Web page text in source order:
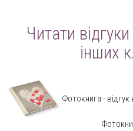
Читати
інших
Фотокнига -